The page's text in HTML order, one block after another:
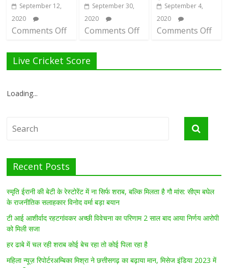
September 12,
2020
Comments Off
September 30,
2020
Comments Off
September 4,
2020
Comments Off
Live Cricket Score
Loading...
Recent Posts
स्मृति ईरानी की बेटी के रेस्टोरेंट में ना सिर्फ शराब, बल्कि मिलता है गौ मांस: सीएम बघेल
के राजनीतिक सलाहकार विनोद वर्मा बड़ा बयान
टी आई आशीर्वाद रहटगांवकर अच्छी विवेचना का परिणाम 2 साल बाद आया निर्णय आरोपी
को मिली सजा
हर ढाबे में चल रही शराब कोई बेच रहा तो कोई पिला रहा है
महिला न्यूज़ रिपोर्टरअम्बिका मिश्रा ने छत्तीसगढ़ का बढ़ाया मान, मिसेज इंडिया 2023 में